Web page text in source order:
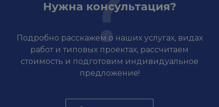
Нужна консультация?
Подробно расскажем о наших услугах, видах
работ и типовых проектах, рассчитаем
стоимость и подготовим индивидуальное
предложение!